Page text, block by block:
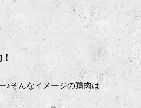
♪そんなイメージの鶏肉は